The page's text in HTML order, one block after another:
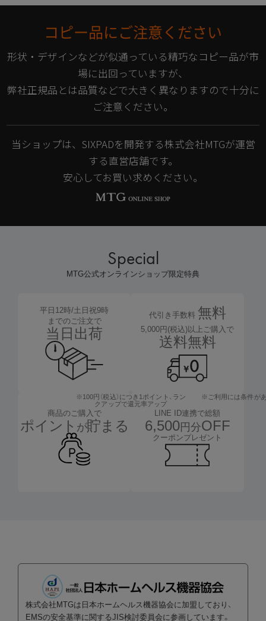
コピー品にご注意ください
形状・デザインなどが似通っている精巧なコピー品が市
場に出回っていますが、
弊社正規品とは品質などで大きく異なりますので十分に
ご注意ください。
当ショップは、SIXPADを開発する株式会社MTGが運営
する直営店舗です。
安心してお買い求めください。
Special
MTG公式オンラインショップ限定特典
平日12時/土日祝9時
までのご注文で
当日出荷
代引き手数料 無料
5,000円(税込)以上ご購入で
送料無料
商品のご購入で
ポイント が貯まる
※100円（税込）につき1ポイント、 ラン
クアップで還元率アップ
LINE ID連携で総額
6,500円分OFF
クーポンプレゼント
※ご利用には条件が
株式会社MTGは日本ホームヘルス機器協会に加盟しており、
EMSの安全基準に関するJIS検討委員会に参画しています。